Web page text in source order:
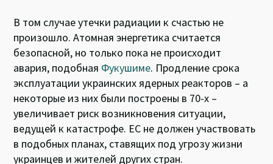
В том случае утечки радиации к счастью не
произошло. Атомная энергетика считается
безопасной, но только пока не происходит
авария, подобная Фукушиме. Продление срока
эксплуатации украинских ядерных реакторов – а
некоторые из них были построены в 70-х –
увеличивает риск возникновения ситуации,
ведущей к катастрофе. ЕС не должен участвовать
в подобных планах, ставящих под угрозу жизни
украинцев и жителей других стран.